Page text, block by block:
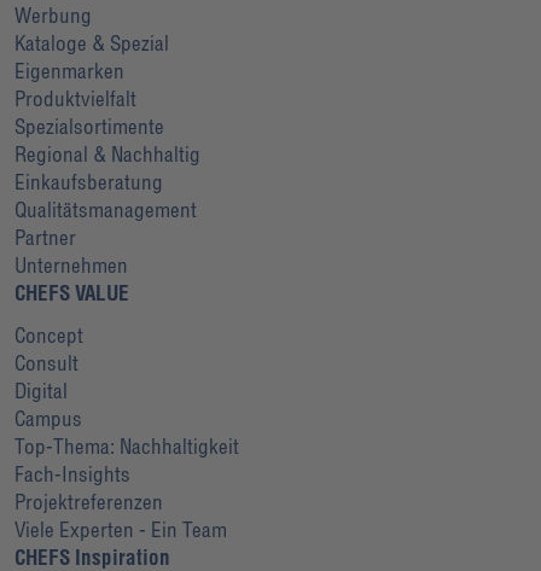
Werbung
Kataloge & Spezial
Eigenmarken
Produktvielfalt
Spezialsortimente
Regional & Nachhaltig
Einkaufsberatung
Qualitätsmanagement
Partner
Unternehmen
CHEFS VALUE
Concept
Consult
Digital
Campus
Top-Thema: Nachhaltigkeit
Fach-Insights
Projektreferenzen
Viele Experten - Ein Team
CHEFS Inspiration